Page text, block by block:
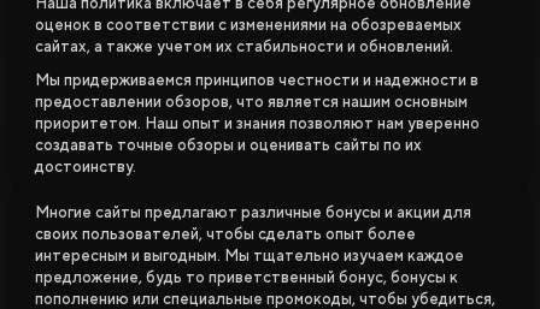
оценок в соответствии с изменениями на обозреваемых
сайтах, а также учетом их стабильности и обновлений.
Мы придерживаемся принципов честности и надежности в
предоставлении обзоров, что является нашим основным
приоритетом. Наш опыт и знания позволяют нам уверенно
создавать точные обзоры и оценивать сайты по их
достоинству.
Многие сайты предлагают различные бонусы и акции для
своих пользователей, чтобы сделать опыт более
интересным и выгодным. Мы тщательно изучаем каждое
предложение, будь то приветственный бонус, бонусы к
пополнению или специальные промокоды, чтобы убедиться,